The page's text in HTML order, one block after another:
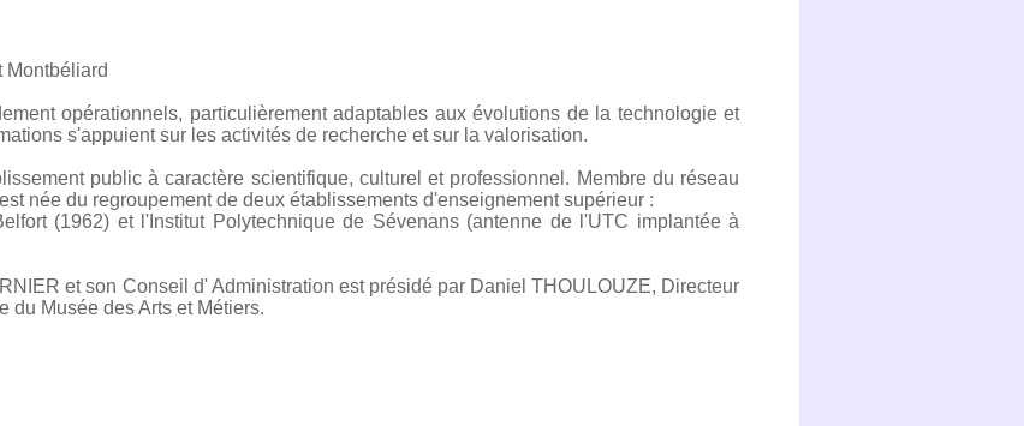
Montbéliard
opérationnels, particulièrement adaptables aux évolutions de la technologie et
s'appuient sur les activités de recherche et sur la valorisation.
public à caractère scientifique, culturel et professionnel. Membre du réseau
née du regroupement de deux établissements d'enseignement supérieur :
(1962) et l'Institut Polytechnique de Sévenans (antenne de l'UTC implantée à
et son Conseil d' Administration est présidé par Daniel THOULOUZE, Directeur
du Musée des Arts et Métiers.